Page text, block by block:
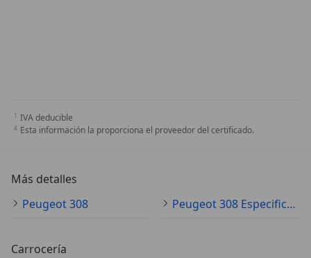
IVA deducible
Esta información la proporciona el proveedor del certificado.
Más detalles
Peugeot 308
Peugeot 308 Especificaciones técnicas
Carrocería